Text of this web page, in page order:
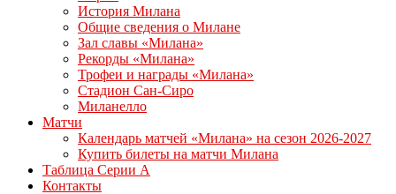
История Милана
Общие сведения о Милане
Зал славы «Милана»
Рекорды «Милана»
Трофеи и награды «Милана»
Стадион Сан-Сиро
Миланелло
Матчи
Календарь матчей «Милана» на сезон 2026-2027
Купить билеты на матчи Милана
Таблица Серии А
Контакты